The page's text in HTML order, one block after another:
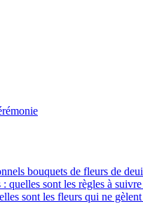
bouquets de fleurs de
quelles sont les règles à
sont les fleurs qui ne gèlent